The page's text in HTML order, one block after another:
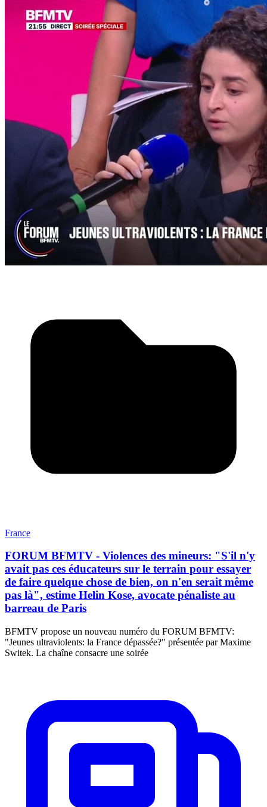
France
FORUM BFMTV - Violences des mineurs: "S'il n'y
avait pas ces éducateurs sur le terrain pour essayer
de faire quelque chose de bien, on n'en serait même
pas là", estime Helin Kose, avocate pénaliste au
barreau de Paris
BFMTV propose un nouveau numéro du FORUM BFMTV:
"Jeunes ultraviolents: la France dépassée?" présentée par Maxime
Switek. La chaîne consacre une soirée